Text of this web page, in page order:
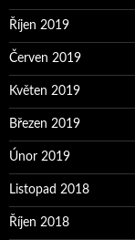
Říjen 2019
Červen 2019
Květen 2019
Březen 2019
Únor 2019
Listopad 2018
Říjen 2018